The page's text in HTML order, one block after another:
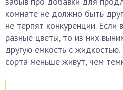
комнате не должно быть
не терпят конкуренции. Если
разные цветы, то из них
другую емкость с
сорта меньше живут, чем